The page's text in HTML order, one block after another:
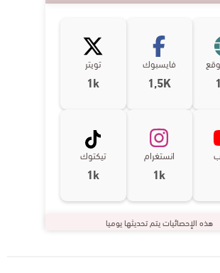
فايسبوك
1,5K
تويتر
1k
انستغرام
1k
تيكتوك
1k
هذه الإحصائيات يتم تحديثها يوميا